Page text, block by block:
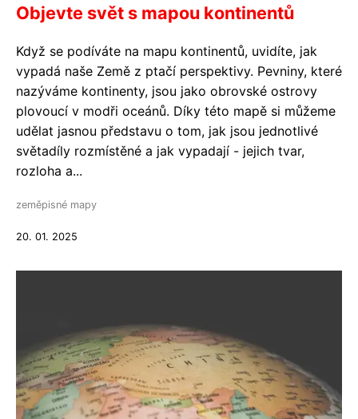
Objevte svět s mapou kontinentů
Když se podíváte na mapu kontinentů, uvidíte, jak
vypadá naše Země z ptačí perspektivy. Pevniny, které
nazýváme kontinenty, jsou jako obrovské ostrovy
plovoucí v modři oceánů. Díky této mapě si můžeme
udělat jasnou představu o tom, jak jsou jednotlivé
světadíly rozmístěné a jak vypadají - jejich tvar,
rozloha a...
zeměpisné mapy
20. 01. 2025